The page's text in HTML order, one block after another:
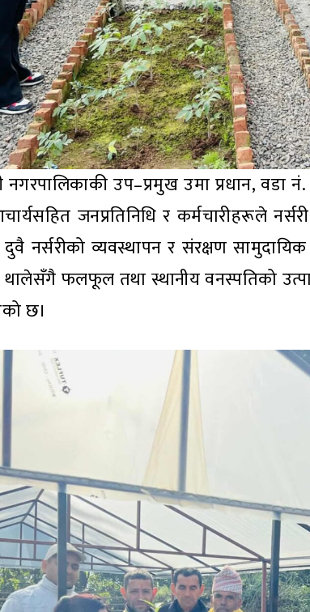
नगरपालिकाकी उप–प्रमुख उमा प्रधान, वडा
जनप्रतिनिधि र कर्मचारीहरूले
नर्सरीको व्यवस्थापन र संरक्षण
थालेसँगै फलफूल तथा स्थानीय वनस्पतिको
छ।